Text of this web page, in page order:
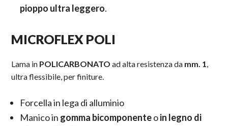
pioppo ultra leggero.
MICROFLEX POLI
Lama in POLICARBONATO ad alta resistenza da mm. 1,
ultra flessibile, per finiture.
Forcella in lega di alluminio
Manico in gomma bicomponenteoin legno di